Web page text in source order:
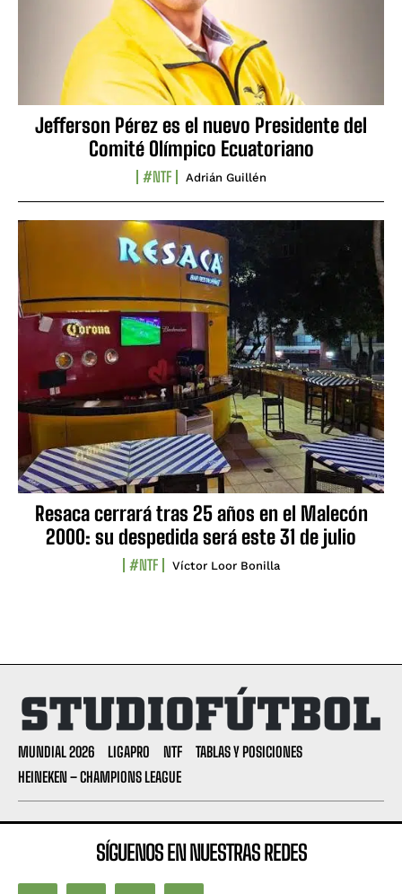
Jefferson Pérez es el nuevo Presidente del
Comité Olímpico Ecuatoriano
#NTF Adrián Guillén
Resaca cerrará tras 25 años en el Malecón
2000: su despedida será este 31 de julio
#NTF Víctor Loor Bonilla
MUNDIAL 2026 LIGAPRO NTF
TABLAS Y POSICIONES
HEINEKEN – CHAMPIONS LEAGUE
SÍGUENOS EN NUESTRAS REDES